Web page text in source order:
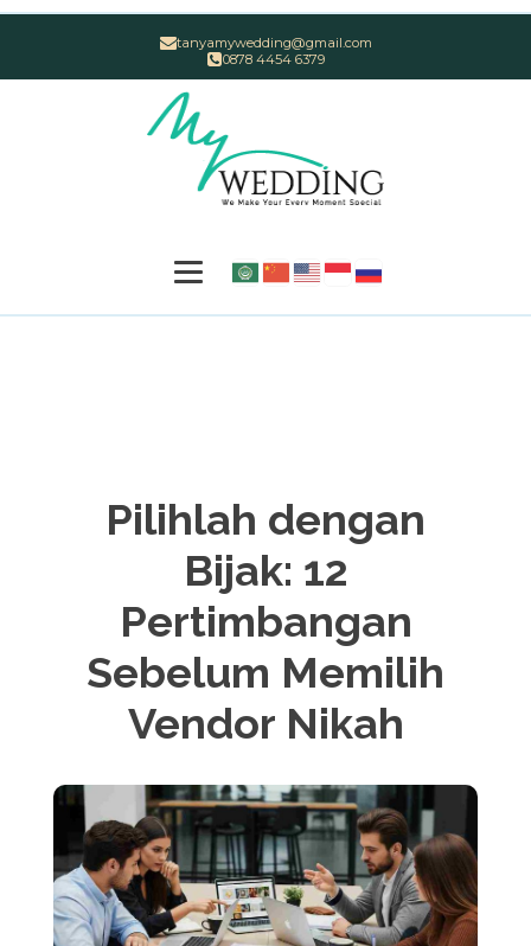
tanyamywedding@gmail.com
0878 4454 6379
Pilihlah dengan
Bijak: 12
Pertimbangan
Sebelum Memilih
Vendor Nikah